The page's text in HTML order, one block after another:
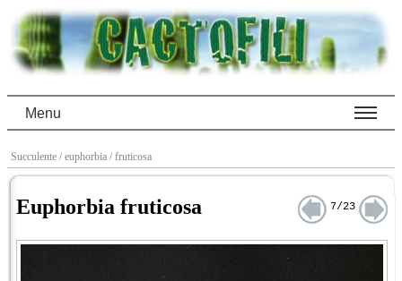
Menu
Succulente / euphorbia / fruticosa
Euphorbia fruticosa 7/23